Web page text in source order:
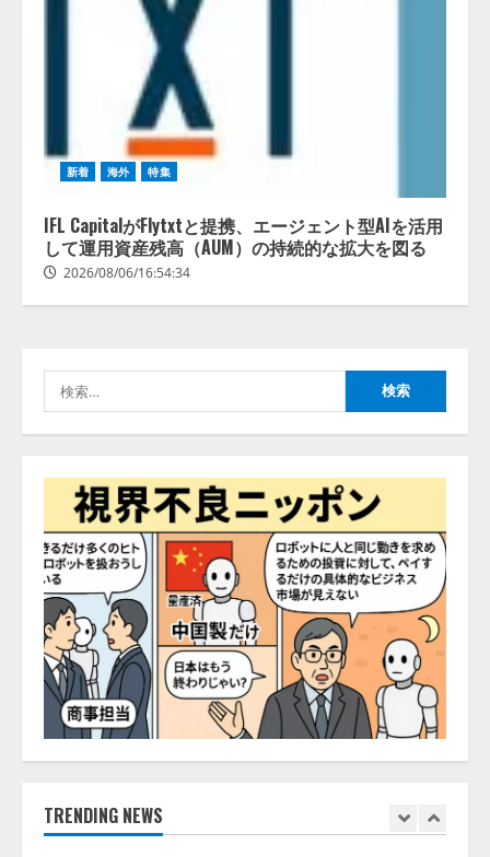
新着 海外 特集
IFL CapitalがFlytxtと提携、エージェント型AIを活用
して運用資産残高（AUM）の持続的な拡大を図る
2026/08/06/16:54:34
索:
TRENDING NEWS
藤原竜也がAIで組織の改善点を見
抜く！ SKYSEA Client View 新テ
レビCM公開！ 新オプション！ AI
が組織の業務実態を分析し労務改
善を支援。 藤原竜也メイキング
動画公開 「もしAIが自分を分析し
たら、すぐ休めと言われる自信が
ある」「昨年の夏はカブトムシを
2026/08/06/14:54:31
3
アシストAIテラス、ガバナンス機
トフォーム「QueryPie AIP」を提
供開始
2026/08/06/11:53:44
レアラ、『AIはどの法律事務所を
を実施
5
創を推進する 「Agentic IoT Lab」
を設立
2026/08/06/11:53:44
1
AI駆動開発の推進に向けて
「TinhVan Technologies JSC.」と業
務提携
2026/08/06/14:54:32
2
藤原竜也がAIで組織の改善点を見
抜く！ SKYSEA Client View 新テ
レビCM公開！ 新オプション！ AI
善を支援。 藤原竜也メイキング
動画公開 「もしAIが自分を分析し